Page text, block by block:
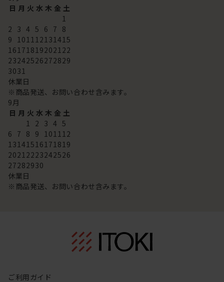
日 月 火 水 木 金 土
1
2 3 4 5 6 7 8
9 101112131415
16171819202122
23242526272829
3031
休業日
※商品発送、お問い合わせ含みます。
9月
日 月 火 水 木 金 土
1 2 3 4 5
6 7 8 9 101112
13141516171819
20212223242526
27282930
休業日
※商品発送、お問い合わせ含みます。
ご利用ガイド